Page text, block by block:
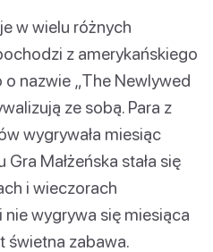
w wielu różnych
z amerykańskiego
nazwie „The Newlywed
ze sobą. Para z
wygrywała miesiąc
Małżeńska stała się
i wieczorach
wygrywa się miesiąca
świetna zabawa.